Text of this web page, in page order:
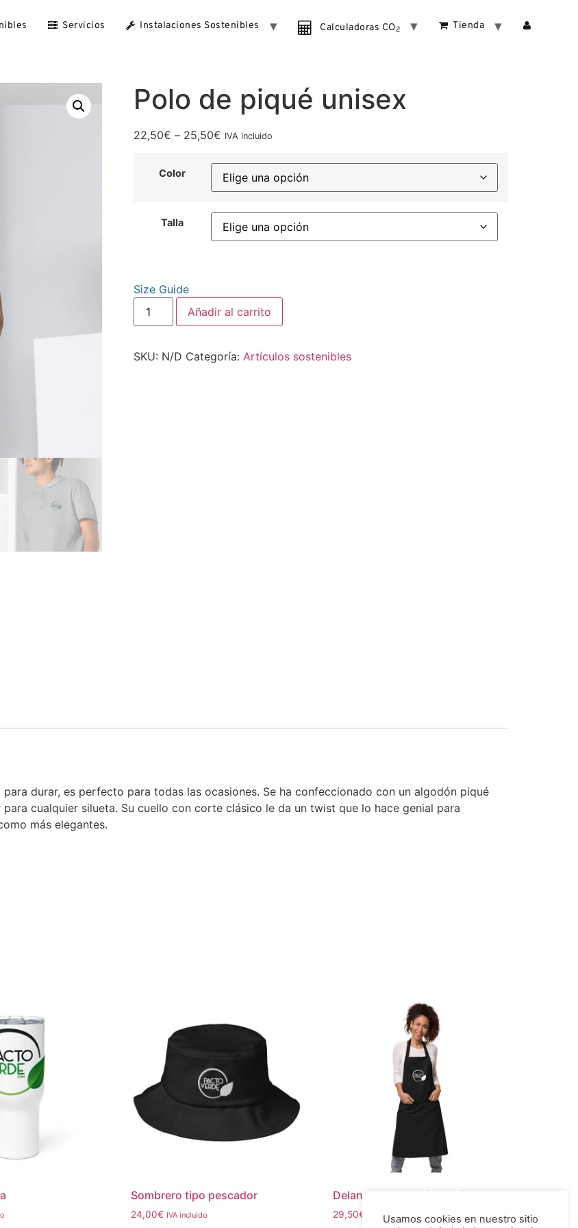
Servicios Instalaciones Sostenibles Calculadoras CO2 Tienda
Polo de piqué unisex
22,50€ – 25,50€ IVA incluido
Color
Talla
Size Guide
Añadir al carrito
SKU: N/D Categoría: Artículos sostenibles
durar, es perfecto para todas las ocasiones. Se ha confeccionado con un algodón piqué
cualquier silueta. Su cuello con corte clásico le da un twist que lo hace genial para
más elegantes.
Sombrero tipo pescador
24,00€ IVA incluido
Delantal de algodón orgánico
29,50€ IVA incluido
Usamos cookies en nuestro sitio